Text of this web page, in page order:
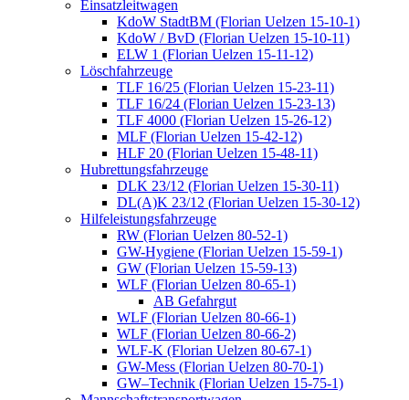
Einsatzleitwagen
KdoW StadtBM (Florian Uelzen 15-10-1)
KdoW / BvD (Florian Uelzen 15-10-11)
ELW 1 (Florian Uelzen 15-11-12)
Löschfahrzeuge
TLF 16/25 (Florian Uelzen 15-23-11)
TLF 16/24 (Florian Uelzen 15-23-13)
TLF 4000 (Florian Uelzen 15-26-12)
MLF (Florian Uelzen 15-42-12)
HLF 20 (Florian Uelzen 15-48-11)
Hubrettungsfahrzeuge
DLK 23/12 (Florian Uelzen 15-30-11)
DL(A)K 23/12 (Florian Uelzen 15-30-12)
Hilfeleistungsfahrzeuge
RW (Florian Uelzen 80-52-1)
GW-Hygiene (Florian Uelzen 15-59-1)
GW (Florian Uelzen 15-59-13)
WLF (Florian Uelzen 80-65-1)
AB Gefahrgut
WLF (Florian Uelzen 80-66-1)
WLF (Florian Uelzen 80-66-2)
WLF-K (Florian Uelzen 80-67-1)
GW-Mess (Florian Uelzen 80-70-1)
GW–Technik (Florian Uelzen 15-75-1)